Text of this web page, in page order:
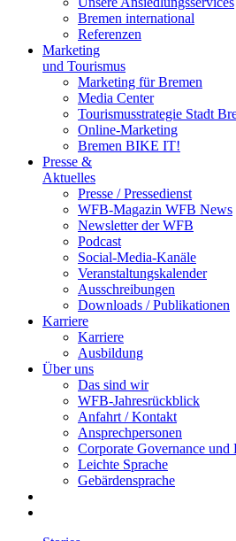
Bremen international
Referenzen
Marketing
und Tourismus
Marketing für Bremen
Media Center
Tourismusstrategie Stadt
Online-Marketing
Bremen BIKE IT!
Presse &
Aktuelles
Presse / Pressedienst
WFB-Magazin WFB News
Newsletter der WFB
Podcast
Social-Media-Kanäle
Veranstaltungskalender
Ausschreibungen
Downloads / Publikationen
Karriere
Karriere
Ausbildung
Über uns
Das sind wir
WFB-Jahresrückblick
Anfahrt / Kontakt
Ansprechpersonen
Corporate Governance und
Leichte Sprache
Gebärdensprache